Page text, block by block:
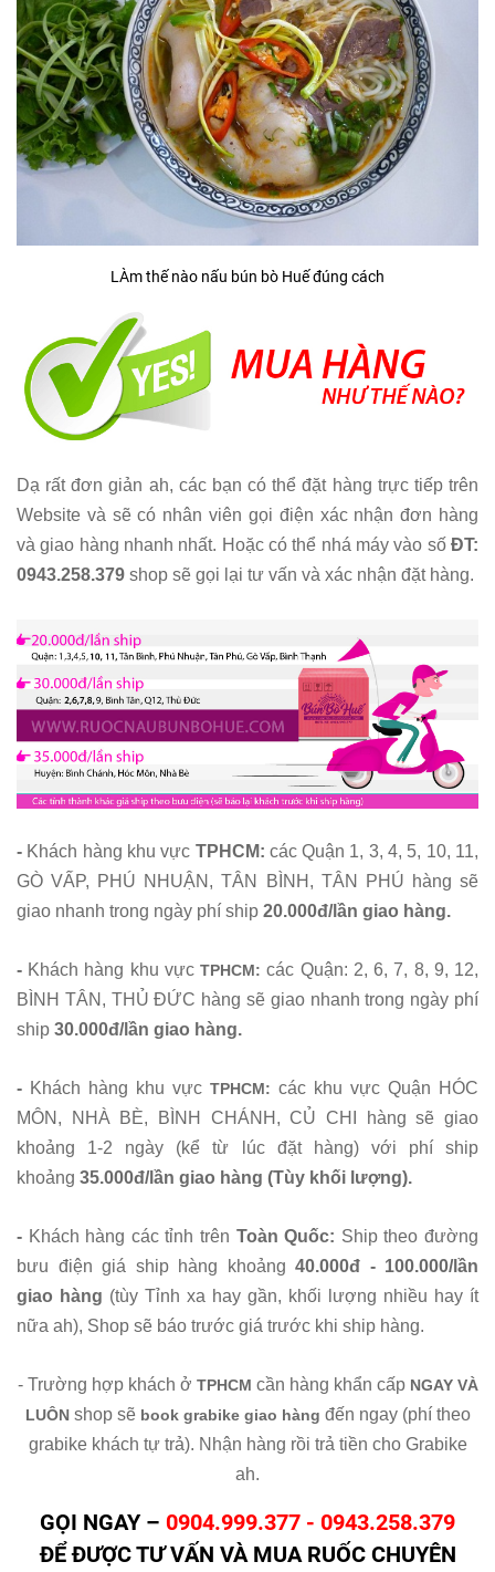
LÀm thế nào nấu bún bò Huế đúng cách
Dạ rất đơn giản ah, các bạn có thể đặt hàng trực tiếp trên
Website và sẽ có nhân viên gọi điện xác nhận đơn hàng
và giao hàng nhanh nhất. Hoặc có thể nhá máy vào số ĐT:
0943.258.379 shop sẽ gọi lại tư vấn và xác nhận đặt hàng.
- Khách hàng khu vực TPHCM: các Quận 1, 3, 4, 5, 10, 11,
GÒ VẤP, PHÚ NHUẬN, TÂN BÌNH, TÂN PHÚ hàng sẽ
giao nhanh trong ngày phí ship 20.000đ/lần giao hàng.
- Khách hàng khu vựcTPHCM: các Quận: 2, 6, 7, 8, 9, 12,
BÌNH TÂN, THỦ ĐỨC hàng sẽ giao nhanh trong ngày phí
ship 30.000đ/lần giao hàng.
- Khách hàng khu vực TPHCM: các khu vực Quận HÓC
MÔN, NHÀ BÈ, BÌNH CHÁNH, CỦ CHI hàng sẽ giao
khoảng 1-2 ngày (kể từ lúc đặt hàng) với phí ship
khoảng 35.000đ/lần giao hàng (Tùy khối lượng).
- Khách hàng các tỉnh trên Toàn Quốc: Ship theo đường
bưu điện giá ship hàng khoảng 40.000đ - 100.000/lần
giao hàng (tùy Tỉnh xa hay gần, khối lượng nhiều hay ít
nữa ah), Shop sẽ báo trước giá trước khi ship hàng.
- Trường hợp khách ở TPHCM cần hàng khẩn cấp NGAY VÀ
LUÔNshop sẽ book grabike giao hàng đến ngay (phí theo
grabike khách tự trả). Nhận hàng rồi trả tiền cho Grabike
ah.
GỌI NGAY – 0904.999.377 - 0943.258.379
ĐỂ ĐƯỢC TƯ VẤN VÀ MUA RUỐC CHUYÊN